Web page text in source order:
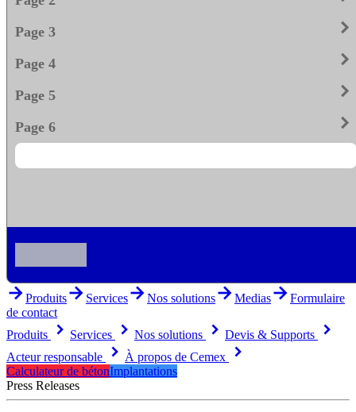
Page 3 keyboard_arrow_right
Page 4 keyboard_arrow_right
Page 5 keyboard_arrow_right
Page 6 keyboard_arrow_right
arrow_forwardProduitsarrow_forward Servicesarrow_forwardNos solutionsarrow_forwardMediasarrow_forwardFormulaire
de contact
Produits
keyboard_arrow_right Services keyboard_arrow_right Nos solutions keyboard_arrow_right Devis & Supports keyboard_arrow_right
Acteur responsable keyboard_arrow_right À propos de Cemex keyboard_arrow_right
Calculateur de bétonImplantations
Press Releases